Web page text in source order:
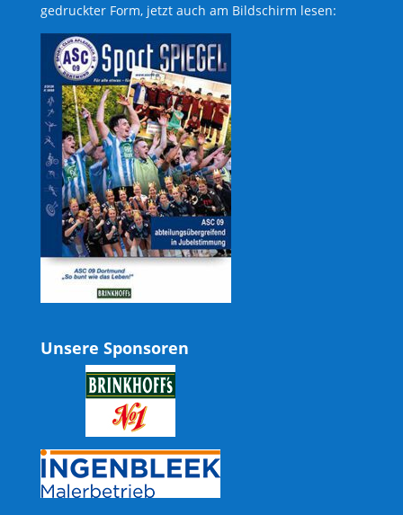
gedruckter Form, jetzt auch am Bildschirm lesen:
Unsere Sponsoren